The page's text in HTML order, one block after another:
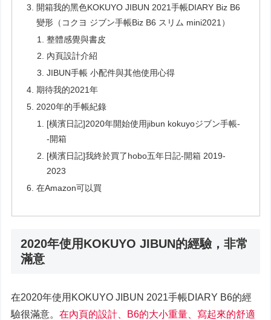
開箱我的黑色KOKUYO JIBUN 2021手帳DIARY Biz B6
變形（コクヨ ジブン⼿帳Biz B6 スリム mini2021）
整體感覺與書皮
內頁設計介紹
JIBUN手帳 小配件與其他使用心得
期待我的2021年
2020年的手帳紀錄
[橫濱日記]2020年開始使用jibun kokuyoジブン手帳-
-開箱
[橫濱日記]我終於買了hobo五年日記-開箱 2019-
2023
在Amazon可以買
2020年使用KOKUYO JIBUN的經驗，非常
滿意
在2020年使用KOKUYO JIBUN 2021手帳DIARY B6的經
驗很滿意。在內頁的設計、B6的大小重量、寫起來的舒適